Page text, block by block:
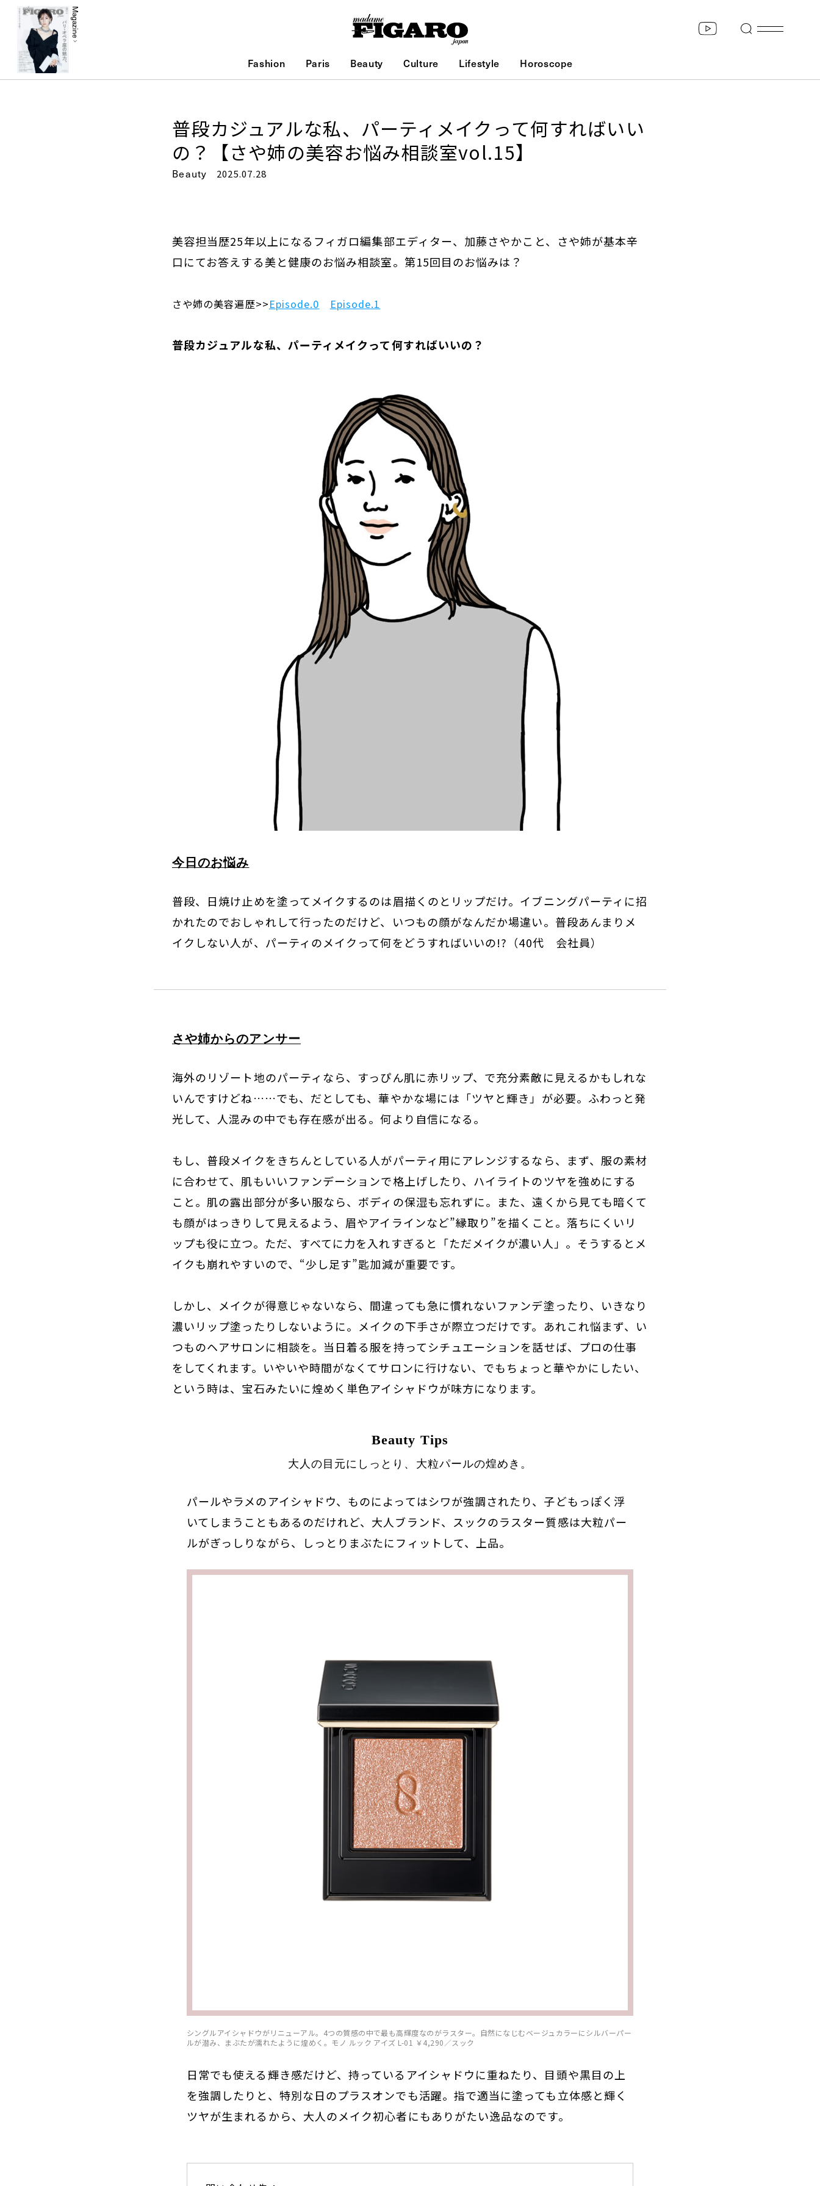
Magazine
Fashion Paris Beauty Culture Lifestyle Horoscope
普段カジュアルな私、パーティメイクって何すればいい
の？【さや姉の美容お悩み相談室vol.15】
Beauty 2025.07.28
美容担当歴25年以上になるフィガロ編集部エディター、加藤さやかこと、さや姉が基本辛
口にてお答えする美と健康のお悩み相談室。第15回目のお悩みは？
さや姉の美容遍歴>>Episode.0 Episode.1
普段カジュアルな私、パーティメイクって何すればいいの？
今日のお悩み
普段、日焼け止めを塗ってメイクするのは眉描くのとリップだけ。イブニングパーティに招
かれたのでおしゃれして行ったのだけど、いつもの顔がなんだか場違い。普段あんまりメ
イクしない人が、パーティのメイクって何をどうすればいいの!?（40代 会社員）
さや姉からのアンサー
海外のリゾート地のパーティなら、すっぴん肌に赤リップ、で充分素敵に見えるかもしれな
いんですけどね……でも、だとしても、華やかな場には「ツヤと輝き」が必要。 ふわっと発
光して、人混みの中でも存在感が出る。何より自信になる。
もし、普段メイクをきちんとしている人がパーティ用にアレンジするなら、まず、服の素材
に合わせて、肌もいいファンデーションで格上げしたり、ハイライトのツヤを強めにする
こと。肌の露出部分が多い服なら、ボディの保湿も忘れずに。また、遠くから見ても暗くて
も顔がはっきりして見えるよう、眉やアイラインなど”縁取り”を描くこと。落ちにくいリ
ップも役に立つ。ただ、 すべてに力を入れすぎると「ただメイクが濃い人」。 そうするとメ
イクも崩れやすいので、 “少し足す”匙加減が重要です。
しかし、メイクが得意じゃないなら、間違っても急に慣れないファンデ塗ったり、いきなり
濃いリップ塗ったりしないように。メイクの下手さが際立つだけです。 あれこれ悩まず、い
つものヘアサロンに相談を。 当日着る服を持ってシチュエーションを話せば、プロの仕事
をしてくれます。いやいや時間がなくてサロンに行けない、でもちょっと華やかにしたい、
という時は、宝石みたいに煌めく単色アイシャドウが味方になります。
Beauty Tips
大人の目元にしっとり、大粒パールの煌めき。
パールやラメのアイシャドウ、ものによってはシワが強調されたり、子どもっぽく浮
いてしまうこともあるのだけれど、大人ブランド、スックのラスター質感は大粒パー
ルがぎっしりながら、しっとりまぶたにフィットして、上品。
シングルアイシャドウがリニューアル。4つの質感の中で最も高輝度なのがラスター。自然になじむベージュカラーにシルバーパー
ルが潜み、まぶたが濡れたように煌めく。モノ ルック アイズ L-01 ￥4,290／スック
日常でも使える輝き感だけど、持っているアイシャドウに重ねたり、目頭や黒目の上
を強調したりと、特別な日のプラスオンでも活躍。指で適当に塗っても立体感と輝く
ツヤが生まれるから、大人のメイク初心者にもありがたい逸品なのです。